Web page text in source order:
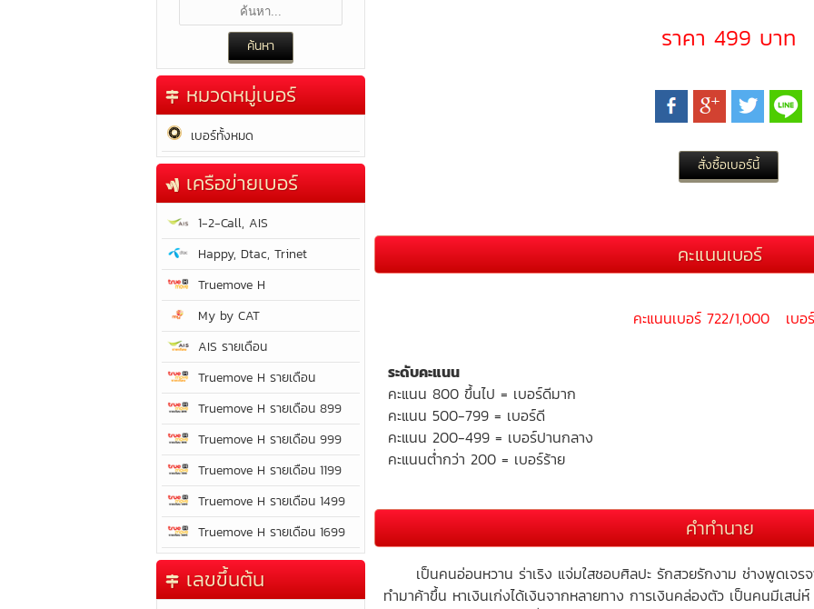
หมวดหมู่เบอร์
เบอร์ทั้งหมด
เครือข่ายเบอร์
1-2-Call, AIS
Happy, Dtac, Trinet
Truemove H
My by CAT
AIS รายเดือน
Truemove H รายเดือน
Truemove H รายเดือน 899
Truemove H รายเดือน 999
Truemove H รายเดือน 1199
Truemove H รายเดือน 1499
Truemove H รายเดือน 1699
เลขขึ้นต้น
ราคา 499 บาท
คะแนนเบอร์
คะแนนเบอร์ 722/1,000 เบอ
ระดับคะแนน
คะแนน 800 ขึ้นไป = เบอร์ดีมาก
คะแนน 500-799 = เบอร์ดี
คะแนน 200-499 = เบอร์ปานกลาง
คะแนนต่ำกว่า 200 = เบอร์ร้าย
คำทำนาย
เป็นคนอ่อนหวาน ร่าเริง แจ่มใสชอบศิลปะ รักสวยรักงาม ช่างพูดเจร
ทำมาค้าขึ้น หาเงินเก่งได้เงินจากหลายทาง การเงินคล่องตัว เป็นคนมีเส